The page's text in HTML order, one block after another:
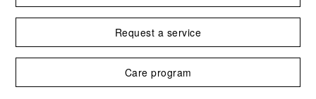
Request a service
Care program